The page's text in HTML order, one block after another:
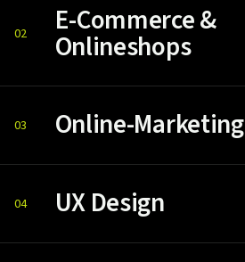
02 E-Commerce &
Onlineshops
03 Online-Marketing
04 UX Design